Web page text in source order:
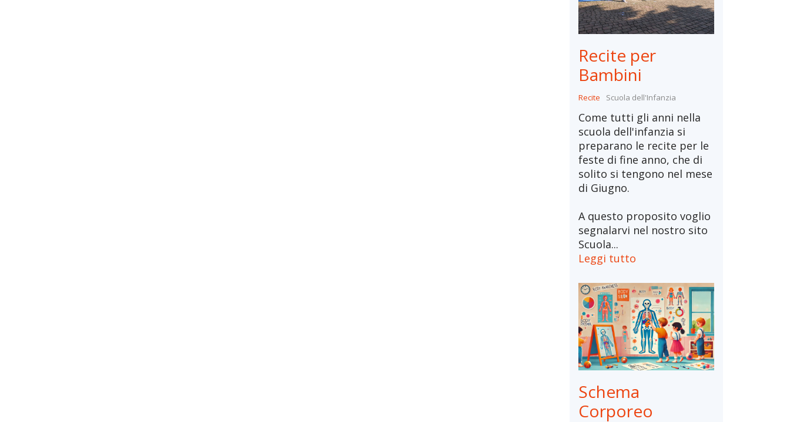
Recite per
Bambini
Recite Scuola dell'Infanzia
Come tutti gli anni nella
scuola dell'infanzia si
preparano le recite per le
feste di fine anno, che di
solito si tengono nel mese
di Giugno.
A questo proposito voglio
segnalarvi nel nostro sito
Scuola...
Leggi tutto
Schema
Corporeo